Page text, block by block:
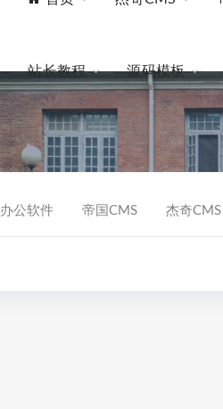
站长教程 源码模板
办公软件 帝国CMS 杰奇CMS